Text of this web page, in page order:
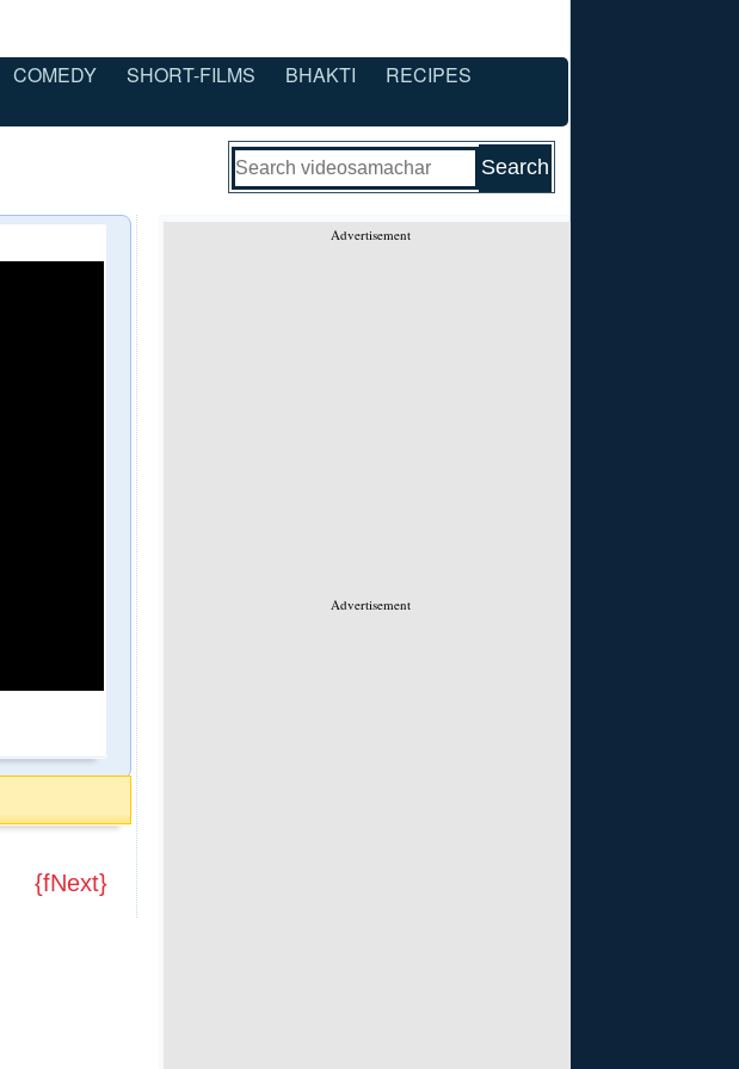
COMEDY SHORT-FILMS BHAKTI
RECIPES
Advertisement
Advertisement
{fNext}